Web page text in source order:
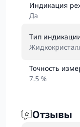
Индикация
Да
Тип
Точность
7.5 %
Отзывы